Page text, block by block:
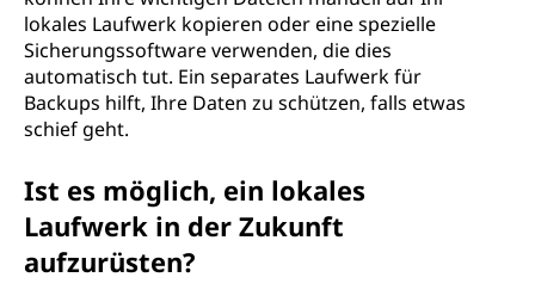
lokales Laufwerk kopieren oder eine spezielle
Sicherungssoftware verwenden, die dies
automatisch tut. Ein separates Laufwerk für
Backups hilft, Ihre Daten zu schützen, falls etwas
schief geht.
Ist es möglich, ein lokales
Laufwerk in der Zukunft
aufzurüsten?